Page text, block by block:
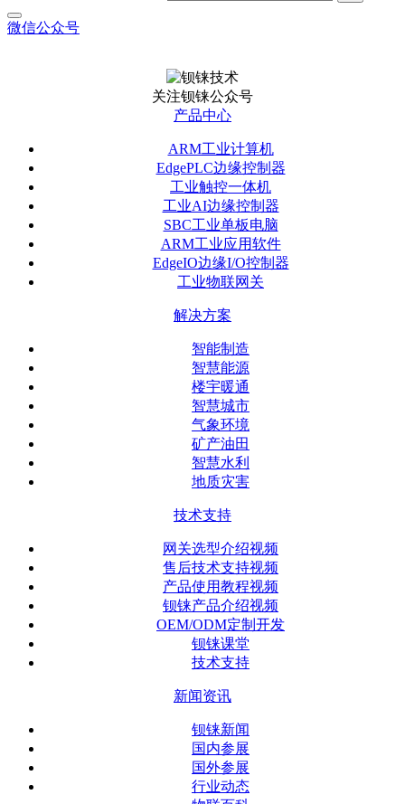
微信公众号
关注钡铼公众号
产品中心
ARM工业计算机
EdgePLC边缘控制器
工业触控一体机
工业AI边缘控制器
SBC工业单板电脑
ARM工业应用软件
EdgeIO边缘I/O控制器
工业物联网关
解决方案
智能制造
智慧能源
楼宇暖通
智慧城市
气象环境
矿产油田
智慧水利
地质灾害
技术支持
网关选型介绍视频
售后技术支持视频
产品使用教程视频
钡铼产品介绍视频
OEM/ODM定制开发
钡铼课堂
技术支持
新闻资讯
钡铼新闻
国内参展
国外参展
行业动态